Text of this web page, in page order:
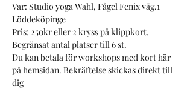
Var: Studio yoga Wahl, Fågel Fenix väg.1
Löddeköpinge
Pris: 250kr eller 2 kryss på klippkort.
Begränsat antal platser till 6 st.
Du kan betala för workshops med kort här
på hemsidan. Bekräftelse skickas direkt till
dig